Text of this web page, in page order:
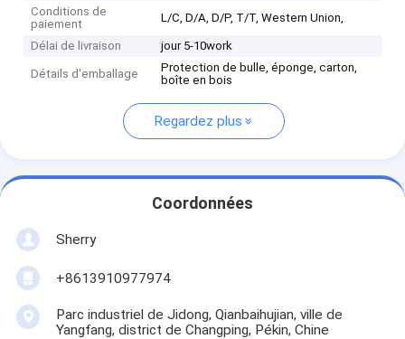
Conditions de
paiement
L/C, D/A, D/P, T/T, Western Union,
Délai de livraison jour 5-10work
Détails d'emballage
Protection de bulle, éponge, carton,
boîte en bois
Regardez plus
Coordonnées
Sherry
+8613910977974
Parc industriel de Jidong, Qianbaihujian, ville de
Yangfang, district de Changping, Pékin, Chine